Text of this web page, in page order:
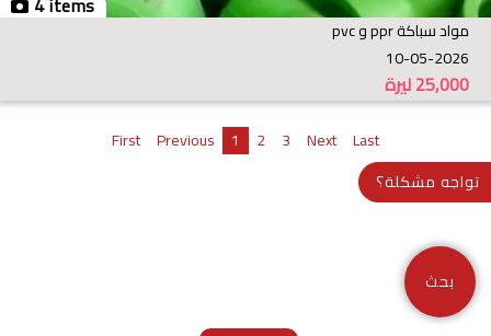
مواد سباكة ppr و pvc
10-05-2026
ليرة25,000
First Previous 1 2 3 Next Last
بحث
تواجه مشكلة؟